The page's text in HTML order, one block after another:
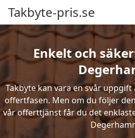
Takbyte-pris.se
Enkelt och
Takbyte kan vara en svår uppgift
offertfasen. Men om du följer
vår offerttjänst får du det